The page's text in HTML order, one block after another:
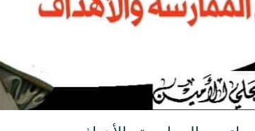
مع الآخر تكون من خلال منظومة القيم و المبادئ الانسانية التي
تيك توك